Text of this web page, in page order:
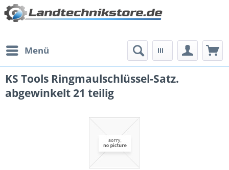
Menü
KS Tools Ringmaulschlüssel-Satz.
abgewinkelt 21 teilig